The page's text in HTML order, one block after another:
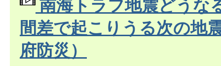
南海トラフ地震どうな
間差で起こりうる次の地
府防災）